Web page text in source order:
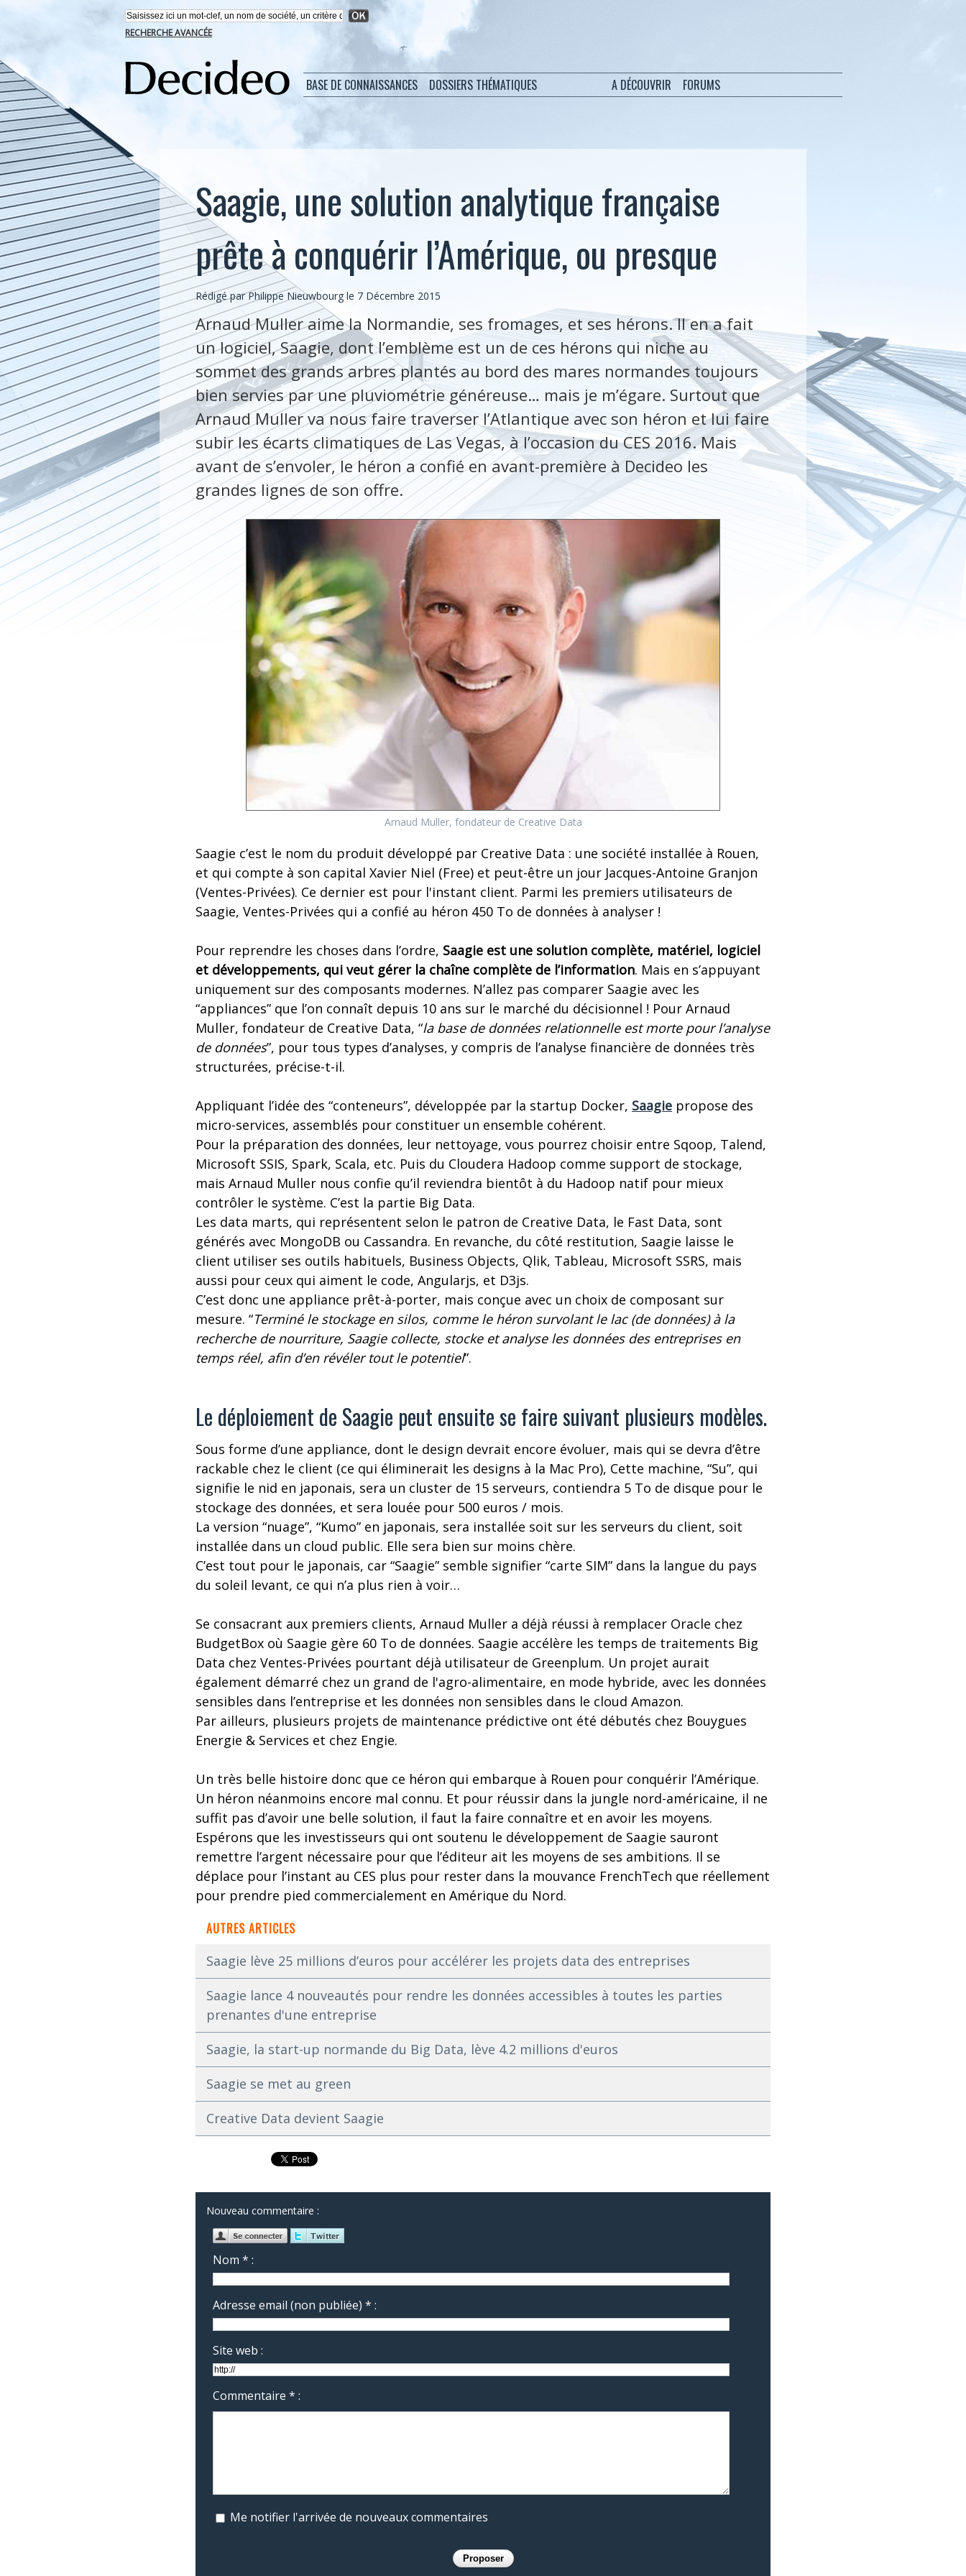
RECHERCHE AVANCÉE
BASE DE CONNAISSANCES DOSSIERS THÉMATIQUES A DÉCOUVRIR FORUMS
Saagie, une solution analytique française
prête à conquérir l’Amérique, ou presque
Rédigé parPhilippe Nieuwbourgle 7 Décembre 2015
Arnaud Muller aime la Normandie, ses fromages, et ses hérons. Il en a fait
un logiciel, Saagie, dont l’emblème est un de ces hérons qui niche au
sommet des grands arbres plantés au bord des mares normandes toujours
bien servies par une pluviométrie généreuse… mais je m’égare. Surtout que
Arnaud Muller va nous faire traverser l’Atlantique avec son héron et lui faire
subir les écarts climatiques de Las Vegas, à l’occasion du CES 2016. Mais
avant de s’envoler, le héron a confié en avant-première à Decideo les
grandes lignes de son offre.
Arnaud Muller, fondateur de Creative Data
Saagie c’est le nom du produit développé par Creative Data : une société installée à Rouen,
et qui compte à son capital Xavier Niel (Free) et peut-être un jour Jacques-Antoine Granjon
(Ventes-Privées). Ce dernier est pour l'instant client. Parmi les premiers utilisateurs de
Saagie, Ventes-Privées qui a confié au héron 450 To de données à analyser !
Pour reprendre les choses dans l’ordre, Saagie est une solution complète, matériel, logiciel
et développements, qui veut gérer la chaîne complète de l’information. Mais en s’appuyant
uniquement sur des composants modernes. N’allez pas comparer Saagie avec les
“appliances” que l’on connaît depuis 10 ans sur le marché du décisionnel ! Pour Arnaud
Muller, fondateur de Creative Data, “la base de données relationnelle est morte pour l’analyse
de données”, pour tous types d’analyses, y compris de l’analyse financière de données très
structurées, précise-t-il.
Appliquant l’idée des “conteneurs”, développée par la startup Docker, Saagie propose des
micro-services, assemblés pour constituer un ensemble cohérent.
Pour la préparation des données, leur nettoyage, vous pourrez choisir entre Sqoop, Talend,
Microsoft SSIS, Spark, Scala, etc. Puis du Cloudera Hadoop comme support de stockage,
mais Arnaud Muller nous confie qu’il reviendra bientôt à du Hadoop natif pour mieux
contrôler le système. C’est la partie Big Data.
Les data marts, qui représentent selon le patron de Creative Data, le Fast Data, sont
générés avec MongoDB ou Cassandra. En revanche, du côté restitution, Saagie laisse le
client utiliser ses outils habituels, Business Objects, Qlik, Tableau, Microsoft SSRS, mais
aussi pour ceux qui aiment le code, Angularjs, et D3js.
C’est donc une appliance prêt-à-porter, mais conçue avec un choix de composant sur
mesure. “Terminé le stockage en silos, comme le héron survolant le lac (de données) à la
recherche de nourriture, Saagie collecte, stocke et analyse les données des entreprises en
temps réel, afin d’en révéler tout le potentiel”.
Le déploiement de Saagie peut ensuite se faire suivant plusieurs modèles.
Sous forme d’une appliance, dont le design devrait encore évoluer, mais qui se devra d’être
rackable chez le client (ce qui éliminerait les designs à la Mac Pro), Cette machine, “Su”, qui
signifie le nid en japonais, sera un cluster de 15 serveurs, contiendra 5 To de disque pour le
stockage des données, et sera louée pour 500 euros / mois.
La version “nuage”, “Kumo” en japonais, sera installée soit sur les serveurs du client, soit
installée dans un cloud public. Elle sera bien sur moins chère.
C’est tout pour le japonais, car “Saagie” semble signifier “carte SIM” dans la langue du pays
du soleil levant, ce qui n’a plus rien à voir…
Se consacrant aux premiers clients, Arnaud Muller a déjà réussi à remplacer Oracle chez
BudgetBox où Saagie gère 60 To de données. Saagie accélère les temps de traitements Big
Data chez Ventes-Privées pourtant déjà utilisateur de Greenplum. Un projet aurait
également démarré chez un grand de l'agro-alimentaire, en mode hybride, avec les données
sensibles dans l’entreprise et les données non sensibles dans le cloud Amazon.
Par ailleurs, plusieurs projets de maintenance prédictive ont été débutés chez Bouygues
Energie & Services et chez Engie.
Un très belle histoire donc que ce héron qui embarque à Rouen pour conquérir l’Amérique.
Un héron néanmoins encore mal connu. Et pour réussir dans la jungle nord-américaine, il ne
suffit pas d’avoir une belle solution, il faut la faire connaître et en avoir les moyens.
Espérons que les investisseurs qui ont soutenu le développement de Saagie sauront
remettre l’argent nécessaire pour que l’éditeur ait les moyens de ses ambitions. Il se
déplace pour l’instant au CES plus pour rester dans la mouvance FrenchTech que réellement
pour prendre pied commercialement en Amérique du Nord.
AUTRES ARTICLES
Saagie lève 25 millions d’euros pour accélérer les projets data des entreprises
Saagie lance 4 nouveautés pour rendre les données accessibles à toutes les parties
prenantes d'une entreprise
Saagie, la start-up normande du Big Data, lève 4.2 millions d'euros
Saagie se met au green
Creative Data devient Saagie
Nouveau commentaire :
Nom * :
Adresse email (non publiée) * :
Site web :
Commentaire * :
Me notifier l'arrivée de nouveaux commentaires